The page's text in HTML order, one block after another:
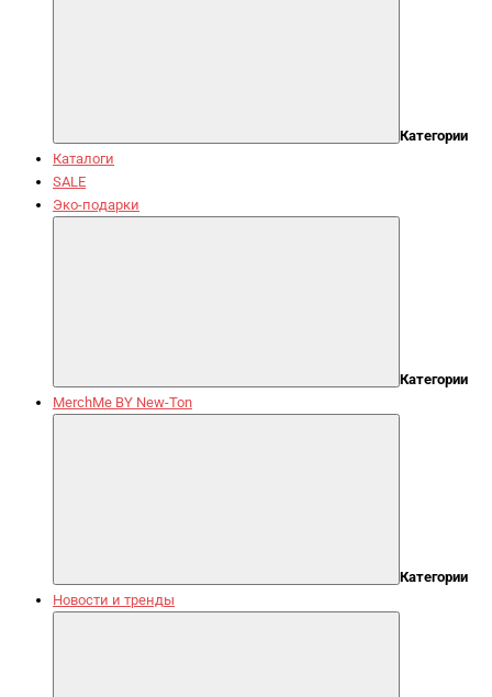
Категории
Каталоги
SALE
Эко-подарки
Категории
MerchMe BY New-Ton
Категории
Новости и тренды